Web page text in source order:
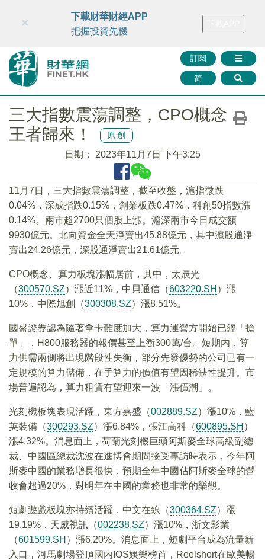
財華智庫網 FINTV FINMETA 財華證券 媒體矩陣
訂閱
简
×
下載財華財經APP
把握投資先機
三大指數震蕩調整，CPO概念
王者歸來！
原創
日期： 2023年11月7日 下午3:25
11月7日，三大指數震蕩調整，截至收盤，滬指微跌
0.04%，深成指跌0.15%，創業板跌0.47%，科創50指數漲
0.14%。兩市超2700只個股上漲。滬深兩市今日成交額
9930億元。北向資金全天淨賣出45.88億元，其中滬股通淨
賣出24.26億元，深股通淨賣出21.61億元。
CPO概念、算力板塊漲幅居前，其中，太辰光
（300570.SZ）漲近11%，中貝通信（603220.SH ）漲
10%，中際旭創（300308.SZ）漲8.51%。
國盛證券認為隨著拿卡難度加大，算力運營方開始已經「搶
單」，H800服務器的報價甚至上衝300萬/台。短期内，算
力供需兩側將出現階段性失衡，部分先發優勢的公司已有一
定規模的算力儲備，在手算力的價值有望因稀缺性提升。市
場普遍認為，算力租賃有望迎來一波「漲價潮」。
光刻機板塊表現活躍，東方嘉盛（002889.SZ）漲10%，藍
英裝備（300293.SZ）漲6.84%，張江高科（600895.SH ）
漲4.32%。消息面上，荷蘭光刻機巨頭阿斯麥全球高級副總
裁、中國區總裁沈波在進博會期間接受專訪時表示，今年阿
斯麥中國的業務增長很快，預期全年中國佔阿斯麥全球的營
收會超過20%，對明年在中國的業務也非常的樂觀。
短劇遊戲板塊亦持續活躍，中文在線（300364.SZ）漲
19.19%，天威視訊（002238.SZ）漲10%，浙文影業
（601599.SH ）漲6.20%。消息面上，短劇平台成為流量新
入口，河馬劇場登頂國内IOS娛樂榜首，Reelshort在歐美暢